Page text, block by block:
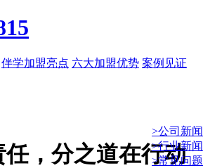
伴学加盟亮点 六大加盟优势 案例见证
>公司新闻
>行业新闻
>常见问题
，分之道在行动